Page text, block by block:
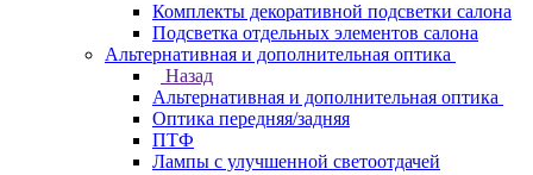
Комплекты декоративной подсветки салона
Подсветка отдельных элементов салона
Альтернативная и дополнительная оптика
Назад
Альтернативная и дополнительная оптика
Оптика передняя/задняя
ПТФ
Лампы с улучшенной светоотдачей